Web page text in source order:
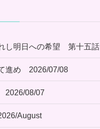
し明日への希望 第十五話
進め 2026/07/08
2026/08/07
August